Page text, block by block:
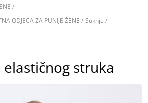
/
ODJEĆA ZA PUNIJE ŽENE / Suknje /
elastičnog struka